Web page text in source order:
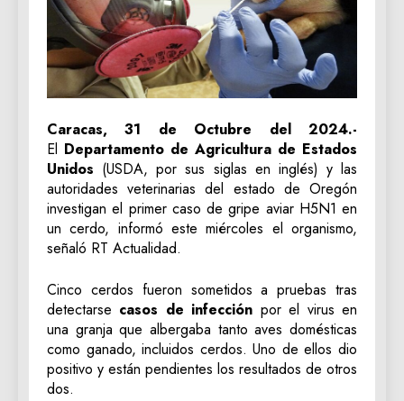
Caracas, 31 de Octubre del 2024.-
El Departamento de Agricultura de Estados
Unidos (USDA, por sus siglas en inglés) y las
autoridades veterinarias del estado de Oregón
investigan el primer caso de gripe aviar H5N1 en
un cerdo, informó este miércoles el organismo,
señaló RT Actualidad.
Cinco cerdos fueron sometidos a pruebas tras
detectarse casos de infección por el virus en
una granja que albergaba tanto aves domésticas
como ganado, incluidos cerdos. Uno de ellos dio
positivo y están pendientes los resultados de otros
dos.